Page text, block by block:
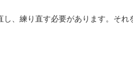
、練り直す必要があります。そ